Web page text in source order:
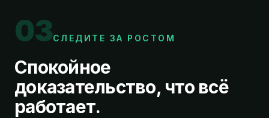
03СЛЕДИТЕ ЗА РОСТОМ
Спокойное
доказательство, что всё
работает.